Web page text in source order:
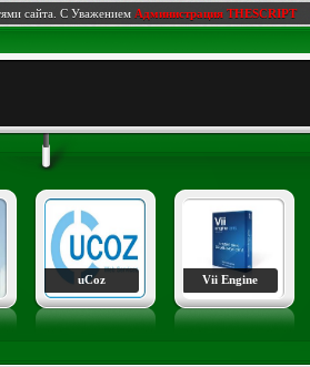
сайта. С Уважением Администрация THESCRIPT
uCoz Vii Engine